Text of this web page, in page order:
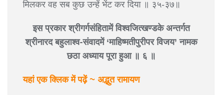
मिलकर वह सब कुछ उन्हें भेंट कर दिया ॥ ३५-३७॥
इस प्रकार श्रीगर्गसंहितामें विश्वजित्खण्डके अन्तर्गत
श्रीनारद बहुलाश्व-संवादमें ‘माहिष्मतीपुरीपर विजय’ नामक
छठा अध्याय पूरा हुआ ॥ ६ ॥
यहां एक क्लिक में पढ़ें ~ अद्भुत रामायण